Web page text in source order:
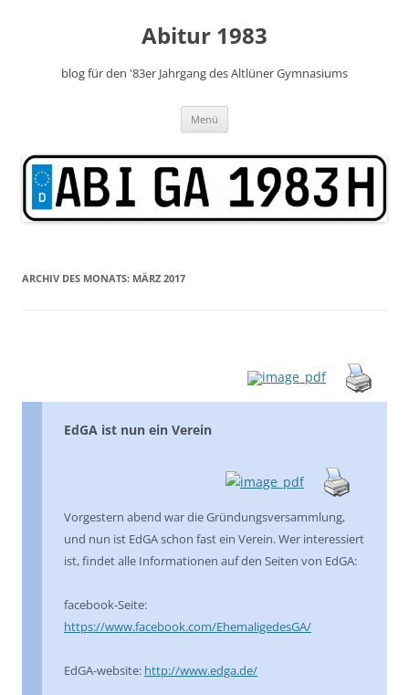
Abitur 1983
blog für den '83er Jahrgang des Altlüner Gymnasiums
Menü
ARCHIV DES MONATS: MÄRZ 2017
EdGA ist nun ein Verein
Vorgestern abend war die Gründungsversammlung,
und nun ist EdGA schon fast ein Verein. Wer interessiert
ist, findet alle Informationen auf den Seiten von EdGA:
facebook-Seite:
https://www.facebook.com/EhemaligedesGA/
EdGA-website: http://www.edga.de/